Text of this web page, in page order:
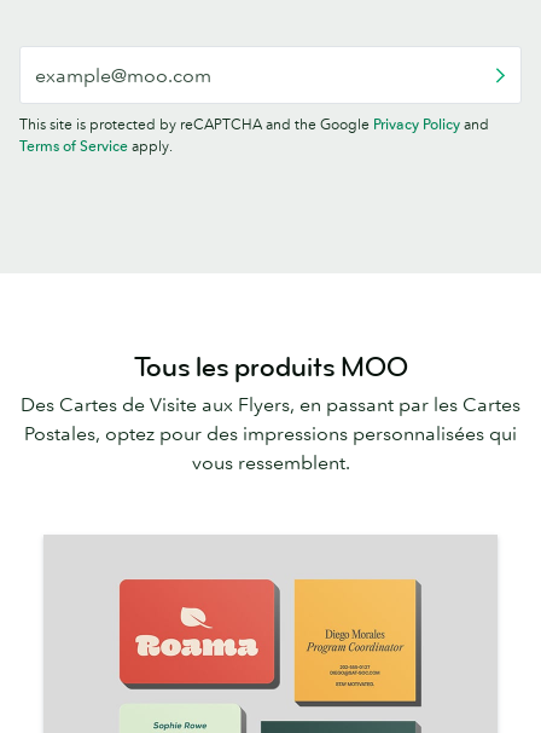
This site is protected by reCAPTCHA and the Google Privacy Policy and
Terms of Service apply.
Tous les produits MOO
Des Cartes de Visite aux Flyers, en passant par les Cartes
Postales, optez pour des impressions personnalisées qui
vous ressemblent.